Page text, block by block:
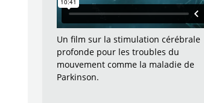
Un film sur la stimulation cérébrale
profonde pour les troubles du
mouvement comme la maladie de
Parkinson.